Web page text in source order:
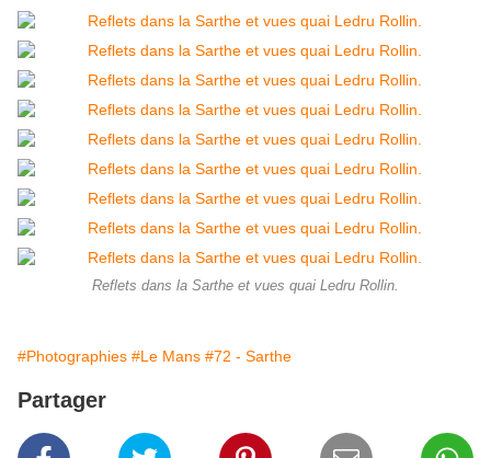
Reflets dans la Sarthe et vues quai Ledru Rollin.
#Photographies #Le Mans #72 - Sarthe
Partager